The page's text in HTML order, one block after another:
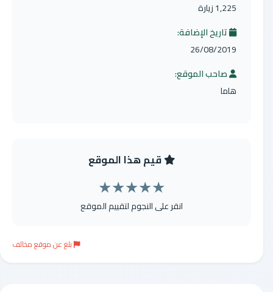
1,225 زيارة
تاريخ الإضافة:
26/08/2019
صاحب الموقع:
هاما
قيم هذا الموقع
★
★
★
★
★
انقر على النجوم لتقييم الموقع
بلغ عن موقع مخالف